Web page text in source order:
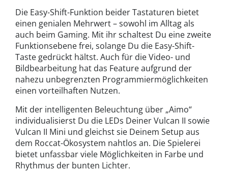
Die Easy-Shift-Funktion beider Tastaturen bietet
einen genialen Mehrwert – sowohl im Alltag als
auch beim Gaming. Mit ihr schaltest Du eine zweite
Funktionsebene frei, solange Du die Easy-Shift-
Taste gedrückt hältst. Auch für die Video- und
Bildbearbeitung hat das Feature aufgrund der
nahezu unbegrenzten Programmiermöglichkeiten
einen vorteilhaften Nutzen.
Mit der intelligenten Beleuchtung über „Aimo“
individualisierst Du die LEDs Deiner Vulcan II sowie
Vulcan II Mini und gleichst sie Deinem Setup aus
dem Roccat-Ökosystem nahtlos an. Die Spielerei
bietet unfassbar viele Möglichkeiten in Farbe und
Rhythmus der bunten Lichter.